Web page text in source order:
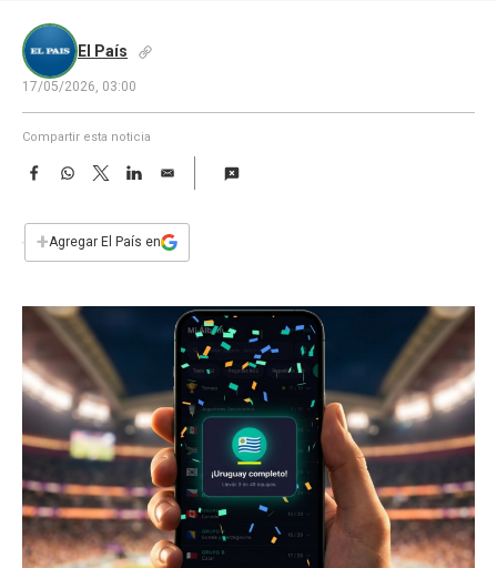
El País
17/05/2026, 03:00
Compartir esta noticia
F
e
b
k
W
s
p
T
w
t
L
E
i
l
+Agregar El País en